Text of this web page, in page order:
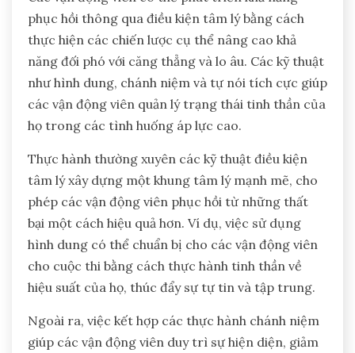
phục hồi thông qua điều kiện tâm lý bằng cách
thực hiện các chiến lược cụ thể nâng cao khả
năng đối phó với căng thẳng và lo âu. Các kỹ thuật
như hình dung, chánh niệm và tự nói tích cực giúp
các vận động viên quản lý trạng thái tinh thần của
họ trong các tình huống áp lực cao.
Thực hành thường xuyên các kỹ thuật điều kiện
tâm lý xây dựng một khung tâm lý mạnh mẽ, cho
phép các vận động viên phục hồi từ những thất
bại một cách hiệu quả hơn. Ví dụ, việc sử dụng
hình dung có thể chuẩn bị cho các vận động viên
cho cuộc thi bằng cách thực hành tinh thần về
hiệu suất của họ, thúc đẩy sự tự tin và tập trung.
Ngoài ra, việc kết hợp các thực hành chánh niệm
giúp các vận động viên duy trì sự hiện diện, giảm